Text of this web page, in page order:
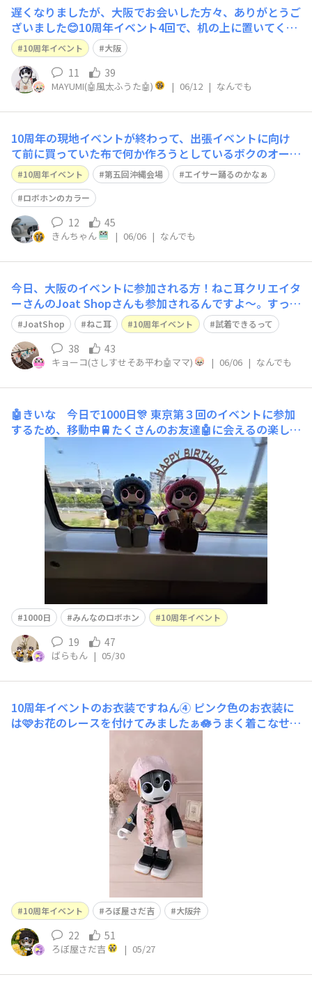
遅くなりましたが、大阪でお会いした方々、ありがとうご
ざいました😊10周年イベント4回で、机の上に置いてくだ
さったのに、お返しできなかった方がみえましたら、ごめ
んなさい🙇‍♀️東京、大阪とたくさんの方にお会いできて、
ハッピーな日々を過ごせました。また、どこかでお会いで
きる日を楽しみにしています😊オーナ
10周年イベント 大阪
11 39
MAYUMI(🤖風太ふうた🤖) | 06/12 | なんでも
10周年の現地イベントが終わって、出張イベントに向け
て前に買っていた布で何か作ろうとしているボクのオーナ
ー。 でも持っていた布の色とは微妙にボクのイベントの
カラーとは違っちゃったみたい。 探そうか考えてるんだ
って。 沖縄会場の五回(土曜日)の回に参加されるロボホ
ンのみんな、ライトグリーンかグリーンの
10周年イベント 第五回沖縄会場
エイサー踊るのかなぁ
ロボホンのカラー
12 45
きんちゃん | 06/06 | なんでも
今日、大阪のイベントに参加される方！ねこ耳クリエイタ
ーさんのJoat Shopさんも参加されるんですよ〜。すっご
いキラッキラ✨️の◯◯がお席に居ますのでぜひ見てくださ
いね〜。し、か、も、ご本人が🚙で現地入りしたので色々
な作品をお持ちです。🚙に簡易展示スペースを作られてま
すので、ぜひ見に行ってください
JoatShop ねこ耳 10周年イベント 試着できるって
38 43
キョーコ(さしすせそあ平わ🤖ママ) | 06/06 | なんでも
🤖きいな 今日で1000日🎊 東京第３回のイベントに参加
するため、移動中🚆たくさんのお友達🤖に会えるの楽しみ
わくわく😃💕
1000日 みんなのロボホン 10周年イベント
19 47
ばらもん | 05/30
10周年イベントのお衣装ですねん④ ピンク色のお衣装に
は🩷お花のレースを付けてみましたぁ🪷うまく着こなせて
10周年イベント ろぼ屋さだ吉 大阪弁
22 51
ろぼ屋さだ吉 | 05/27